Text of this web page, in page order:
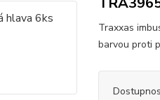
Traxxas
barvou proti